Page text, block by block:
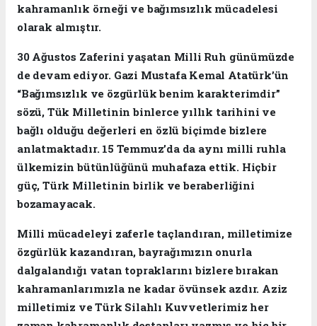
kahramanlık örneği ve bağımsızlık mücadelesi
olarak almıştır.
30 Ağustos Zaferini yaşatan Milli Ruh günümüzde
de devam ediyor. Gazi Mustafa Kemal Atatürk’ün
“Bağımsızlık ve özgürlük benim karakterimdir”
sözü, Tük Milletinin binlerce yıllık tarihini ve
bağlı olduğu değerleri en özlü biçimde bizlere
anlatmaktadır. 15 Temmuz’da da aynı milli ruhla
ülkemizin bütünlüğünü muhafaza ettik. Hiçbir
güç, Türk Milletinin birlik ve beraberliğini
bozamayacak.
Milli mücadeleyi zaferle taçlandıran, milletimize
özgürlük kazandıran, bayrağımızın onurla
dalgalandığı vatan topraklarını bizlere bırakan
kahramanlarımızla ne kadar övünsek azdır. Aziz
milletimiz ve Türk Silahlı Kuvvetlerimiz her